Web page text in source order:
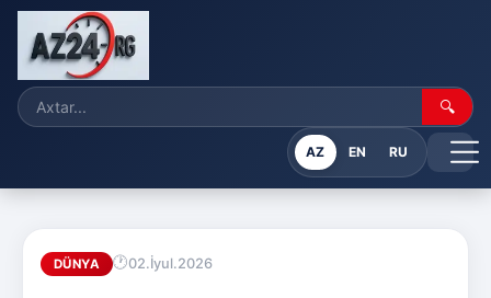
🔍
AZ EN RU
DÜNYA 02.İyul.2026